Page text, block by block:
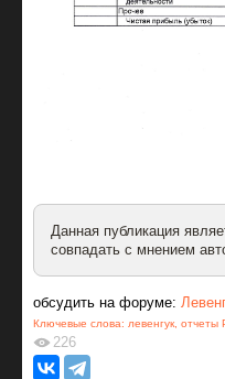
Данная публикация
совпадать с мнением
обсудить на форуме:
Ключевые слова: левенгук, отчеты
226